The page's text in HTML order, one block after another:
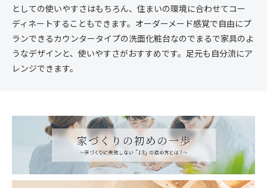
としての使いやすさはもちろん、住まいの環境に合わせてコー
ディネートすることもできます。オーダーメード感覚で自由にプ
ランできるカウンタータイプの洗面化粧台なのでまるで家具のよ
うなデザインと、使いやすさがおすすめです。足元も自分流にア
レンジできます。